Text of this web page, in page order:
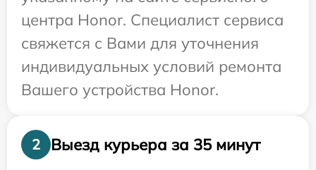
центра Honor. Специалист сервиса
свяжется с Вами для уточнения
индивидуальных условий ремонта
Вашего устройства Honor.
2
Выезд курьера за 35 минут